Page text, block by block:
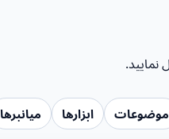
موضوعات ابزارها میانبرها